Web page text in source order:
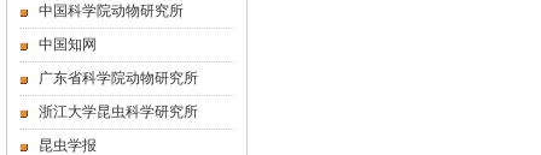
中国科学院动物研究所
中国知网
广东省科学院动物研究所
浙江大学昆虫科学研究所
昆虫学报